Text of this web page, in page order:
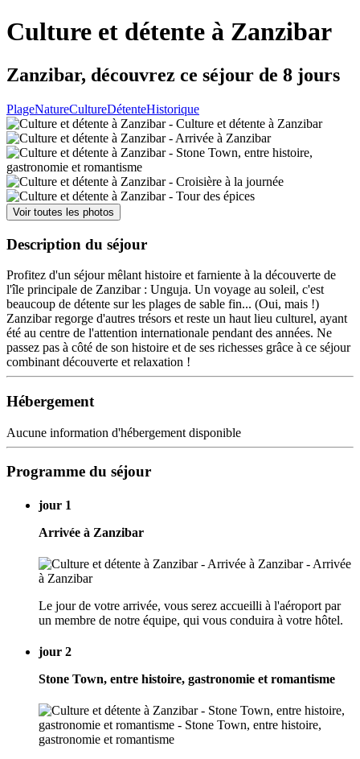
Culture et détente à Zanzibar
Zanzibar, découvrez ce séjour de 8 jours
PlageNatureCultureDétenteHistorique
Voir toutes les photos
Description du séjour
Profitez d'un séjour mêlant histoire et farniente à la découverte de
l'île principale de Zanzibar : Unguja. Un voyage au soleil, c'est
beaucoup de détente sur les plages de sable fin... (Oui, mais !)
Zanzibar regorge d'autres trésors et reste un haut lieu culturel, ayant
été au centre de l'attention internationale pendant des années. Ne
passez pas à côté de son histoire et de ses richesses grâce à ce séjour
combinant découverte et relaxation !
Hébergement
Aucune information d'hébergement disponible
Programme du séjour
jour 1
Arrivée à Zanzibar
Le jour de votre arrivée, vous serez accueilli à l'aéroport par
un membre de notre équipe, qui vous conduira à votre hôtel.
jour 2
Stone Town, entre histoire, gastronomie et romantisme